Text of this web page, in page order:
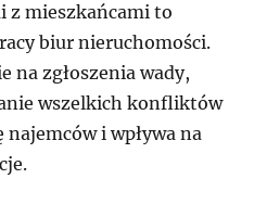
z mieszkańcami to
biur nieruchomości.
na zgłoszenia wady,
wszelkich konfliktów
i wpływa na